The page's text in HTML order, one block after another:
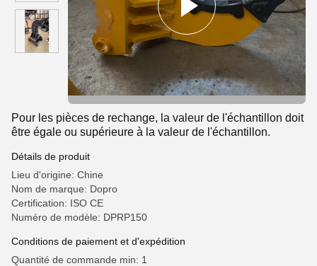
Pour les pièces de rechange, la valeur de l'échantillon doit
être égale ou supérieure à la valeur de l'échantillon.
Détails de produit
Lieu d'origine: Chine
Nom de marque: Dopro
Certification: ISO CE
Numéro de modèle: DPRP150
Conditions de paiement et d'expédition
Quantité de commande min: 1